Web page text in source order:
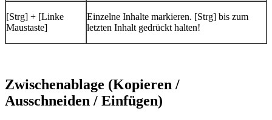
[Strg] + [Linke
Maustaste]
Einzelne Inhalte markieren. [Strg] bis zum
letzten Inhalt gedrückt halten!
Zwischenablage (Kopieren /
Ausschneiden / Einfügen)